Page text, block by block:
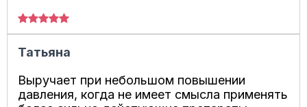
Татьяна
Выручает при небольшом повышении
давления, когда не имеет смысла применять